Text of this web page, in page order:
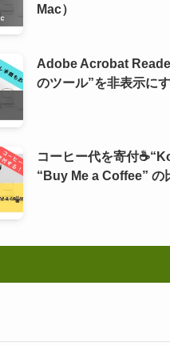
Mac）
Adobe Acrobat
のツール”を非表示に
コーヒー代を寄付
“Buy Me a Coffee” の